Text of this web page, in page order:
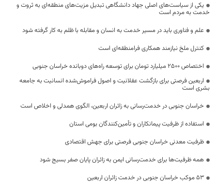
یکی از سیاست‌های اصلی جهاد دانشگاهی تبدیل مزیت‌های منطقه‌ای به ثروت و
خدمت به مردم است
علم و فناوری باید در مسیر خدمت به انسان و مقابله با ظلم به کار گرفته شود
کنترل ملخ نیازمند همکاری فرامنطقه‌ای است
اختصاص 2500 میلیارد تومان برای توسعه راه‌های دوبانده خراسان جنوبی
اربعین فرصتی برای بازگشت عقلانیت و اصول فراموش‌شده انسانیت به جامعه
بشری است
خراسان جنوبی در خدمت‌رسانی به زائران اربعین، الگوی همدلی و اخلاص است
استفاده از ظرفیت پیمانکاران و تأمین‌کنندگان بومی استان
ظرفیت معدنی خراسان جنوبی فرصتی برای جهش اقتصادی
همه ظرفیت‌ها برای خدمت‌رسانی ایمن به زائران پایان صفر بسیج شود
53 موکب خراسان جنوبی در خدمت زائران اربعین